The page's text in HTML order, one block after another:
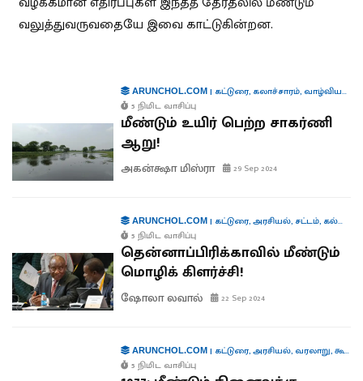
வலுத்துவருவதையே இவை காட்டுகின்றன.
ARUNCHOL.COM| கட்டுரை, கலாச்சாரம், வாழ்வியல்
5 நிமிட வாசிப்பு
மீண்டும் உயிர் பெற்ற சாகர்ணி
ஆறு!
அகன்க்ஷா மிஸ்ரா 29 Sep 2024
ARUNCHOL.COM| கட்டுரை,அரசியல், சட்டம், கல்வி
5 நிமிட வாசிப்பு
தென்னாப்பிரிக்காவில் மீண்டும்
மொழிக் கிளர்ச்சி!
ஷோலா லவால் 22 Sep 2024
ARUNCHOL.COM| கட்டுரை,அரசியல், வரலாறு,கூட்டாட்சி
5 நிமிட வாசிப்பு